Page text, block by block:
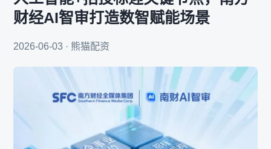
财经AI智审打造数智赋能场景
2026-06-03 · 熊猫配资